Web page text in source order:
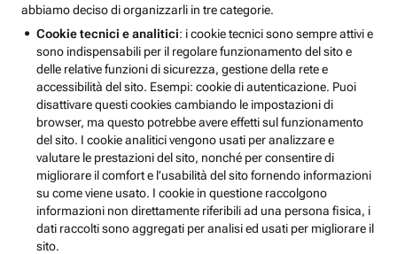
abbiamo deciso di organizzarli in tre categorie.
Cookie tecnici e analitici: i cookie tecnici sono sempre attivi e
sono indispensabili per il regolare funzionamento del sito e
delle relative funzioni di sicurezza, gestione della rete e
accessibilità del sito. Esempi: cookie di autenticazione. Puoi
disattivare questi cookies cambiando le impostazioni di
browser, ma questo potrebbe avere effetti sul funzionamento
del sito. I cookie analitici vengono usati per analizzare e
valutare le prestazioni del sito, nonché per consentire di
migliorare il comfort e l’usabilità del sito fornendo informazioni
su come viene usato. I cookie in questione raccolgono
informazioni non direttamente riferibili ad una persona fisica, i
dati raccolti sono aggregati per analisi ed usati per migliorare il
sito.